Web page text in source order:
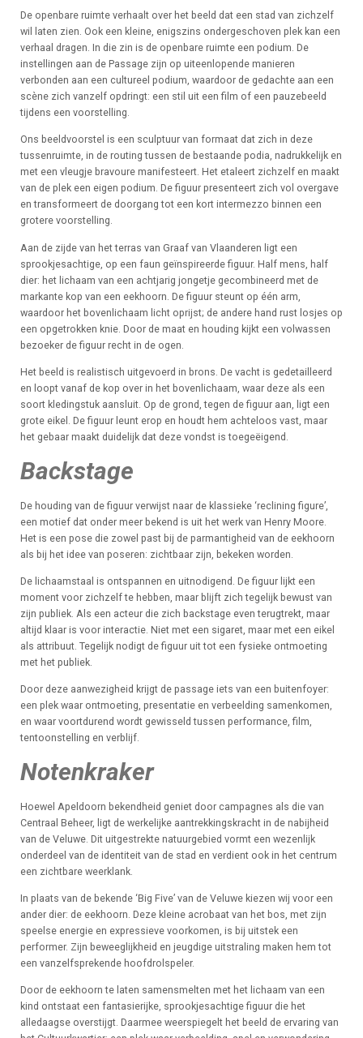
De openbare ruimte verhaalt over het beeld dat een stad van zichzelf
wil laten zien. Ook een kleine, enigszins ondergeschoven plek kan een
verhaal dragen. In die zin is de openbare ruimte een podium. De
instellingen aan de Passage zijn op uiteenlopende manieren
verbonden aan een cultureel podium, waardoor de gedachte aan een
scène zich vanzelf opdringt: een stil uit een film of een pauzebeeld
tijdens een voorstelling.
Ons beeldvoorstel is een sculptuur van formaat dat zich in deze
tussenruimte, in de routing tussen de bestaande podia, nadrukkelijk en
met een vleugje bravoure manifesteert. Het etaleert zichzelf en maakt
van de plek een eigen podium. De figuur presenteert zich vol overgave
en transformeert de doorgang tot een kort intermezzo binnen een
grotere voorstelling.
Aan de zijde van het terras van Graaf van Vlaanderen ligt een
sprookjesachtige, op een faun geïnspireerde figuur. Half mens, half
dier: het lichaam van een achtjarig jongetje gecombineerd met de
markante kop van een eekhoorn. De figuur steunt op één arm,
waardoor het bovenlichaam licht oprijst; de andere hand rust losjes op
een opgetrokken knie. Door de maat en houding kijkt een volwassen
bezoeker de figuur recht in de ogen.
Het beeld is realistisch uitgevoerd in brons. De vacht is gedetailleerd
en loopt vanaf de kop over in het bovenlichaam, waar deze als een
soort kledingstuk aansluit. Op de grond, tegen de figuur aan, ligt een
grote eikel. De figuur leunt erop en houdt hem achteloos vast, maar
het gebaar maakt duidelijk dat deze vondst is toegeëigend.
Backstage
De houding van de figuur verwijst naar de klassieke ‘reclining figure’,
een motief dat onder meer bekend is uit het werk van Henry Moore.
Het is een pose die zowel past bij de parmantigheid van de eekhoorn
als bij het idee van poseren: zichtbaar zijn, bekeken worden.
De lichaamstaal is ontspannen en uitnodigend. De figuur lijkt een
moment voor zichzelf te hebben, maar blijft zich tegelijk bewust van
zijn publiek. Als een acteur die zich backstage even terugtrekt, maar
altijd klaar is voor interactie. Niet met een sigaret, maar met een eikel
als attribuut. Tegelijk nodigt de figuur uit tot een fysieke ontmoeting
met het publiek.
Door deze aanwezigheid krijgt de passage iets van een buitenfoyer:
een plek waar ontmoeting, presentatie en verbeelding samenkomen,
en waar voortdurend wordt gewisseld tussen performance, film,
tentoonstelling en verblijf.
Notenkraker
Hoewel Apeldoorn bekendheid geniet door campagnes als die van
Centraal Beheer, ligt de werkelijke aantrekkingskracht in de nabijheid
van de Veluwe. Dit uitgestrekte natuurgebied vormt een wezenlijk
onderdeel van de identiteit van de stad en verdient ook in het centrum
een zichtbare weerklank.
In plaats van de bekende ‘Big Five’ van de Veluwe kiezen wij voor een
ander dier: de eekhoorn. Deze kleine acrobaat van het bos, met zijn
speelse energie en expressieve voorkomen, is bij uitstek een
performer. Zijn beweeglijkheid en jeugdige uitstraling maken hem tot
een vanzelfsprekende hoofdrolspeler.
Door de eekhoorn te laten samensmelten met het lichaam van een
kind ontstaat een fantasierijke, sprookjesachtige figuur die het
alledaagse overstijgt. Daarmee weerspiegelt het beeld de ervaring van